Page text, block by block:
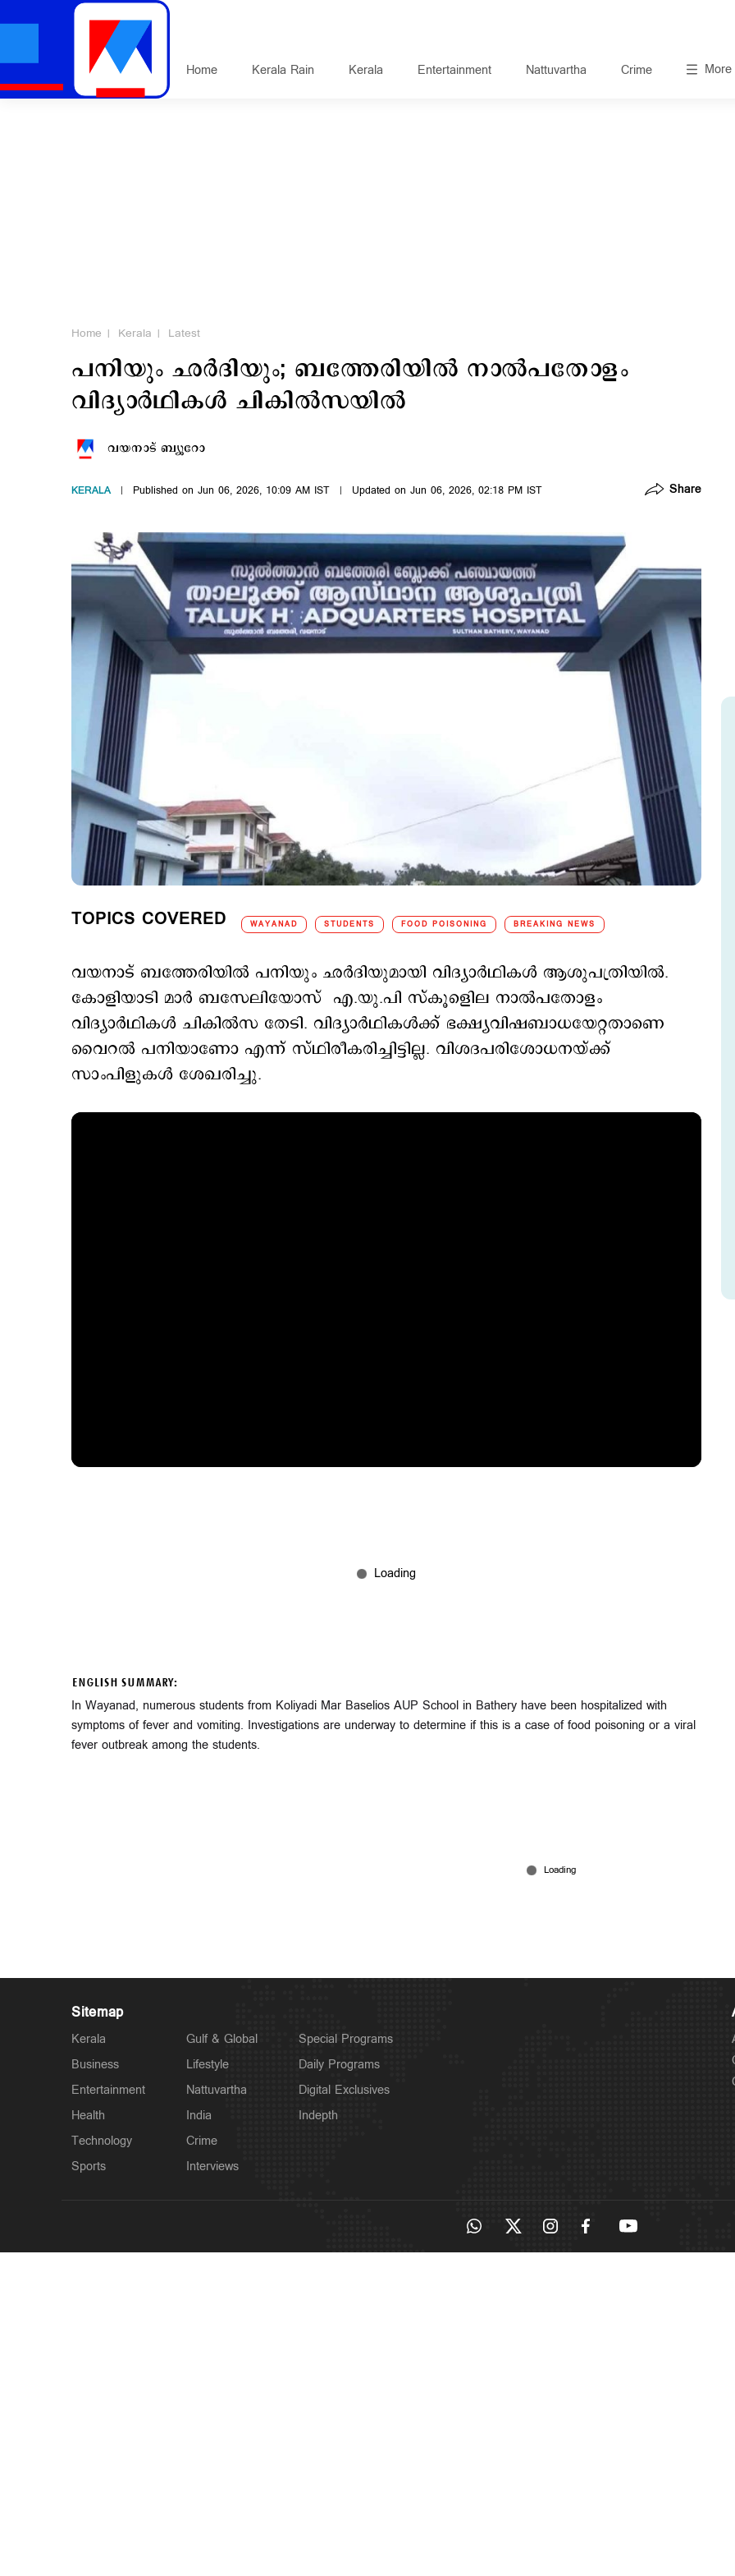
Home Kerala Rain Kerala Entertainment Nattuvartha Crime More
Home Kerala Latest
പനിയും ഛര്‍ദിയും; ബത്തേരിയില്‍ നാല്‍പതോളം
വിദ്യാര്‍ഥികള്‍ ചികില്‍സയില്‍
വയനാട് ബ്യൂറോ
KERALA Published on Jun 06, 2026, 10:09 AM IST Updated on Jun 06, 2026, 02:18 PM IST Share
TOPICS COVERED WAYANAD STUDENTS FOOD POISONING BREAKING NEWS
വയനാട് ബത്തേരിയില്‍ പനിയും ഛര്‍ദിയുമായി വിദ്യാര്‍ഥികള്‍ ആശുപത്രിയില്‍.
കോളിയാടി മാര്‍ ബസേലിയോസ് എ.യു.പി സ്കൂളിെല നാല്‍പതോളം
വിദ്യാര്‍ഥികള്‍ ചികില്‍സ തേടി. വിദ്യാര്‍ഥികള്‍ക്ക് ഭക്ഷ്യവിഷബാധയേറ്റതാണെ
വൈറല്‍ പനിയാണോ എന്ന് സ്ഥിരീകരിച്ചിട്ടില്ല. വിശദപരിശോധനയ്ക്ക്
സാംപിളുകള്‍ ശേഖരിച്ചു.
ENGLISH SUMMARY:
In Wayanad, numerous students from Koliyadi Mar Baselios AUP School in Bathery have been hospitalized with
symptoms of fever and vomiting. Investigations are underway to determine if this is a case of food poisoning or a viral
fever outbreak among the students.
Sitemap
Kerala
Business
Entertainment
Health
Technology
Sports
Gulf & Global
Lifestyle
Nattuvartha
India
Crime
Interviews
Special Programs
Daily Programs
Digital Exclusives
Indepth